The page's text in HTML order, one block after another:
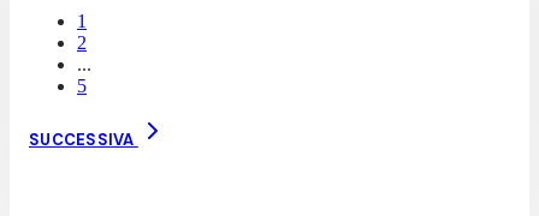
1
2
...
5
SUCCESSIVA